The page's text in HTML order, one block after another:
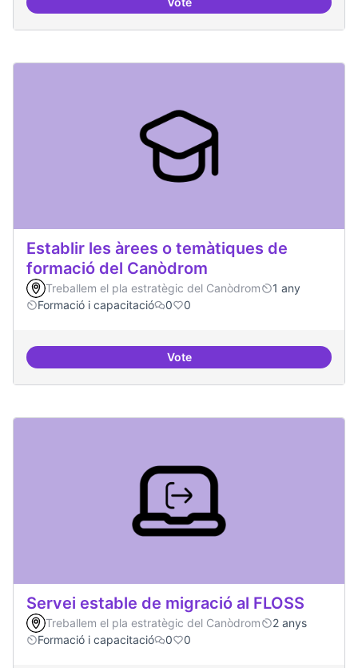
Relació equilibrada entre
Establir les àrees o temàtiques de
formació del Canòdrom
Treballem el pla estratègic del Canòdrom
1 any
Formació i capacitació
0 0
VoteEstablir les àrees o temàtiques
Servei estable de migració al FLOSS
Treballem el pla estratègic del Canòdrom
2 anys
Formació i capacitació
0 0